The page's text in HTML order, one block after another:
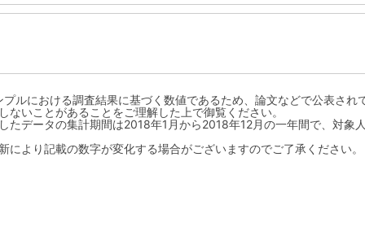
ルにおける調査結果に基づく数値であるため、論文などで公表され
ないことがあることをご理解した上で御覧ください。
たデータの集計期間は2018年1月から2018年12月の一年間で、対象
により記載の数字が変化する場合がございますのでご了承ください。